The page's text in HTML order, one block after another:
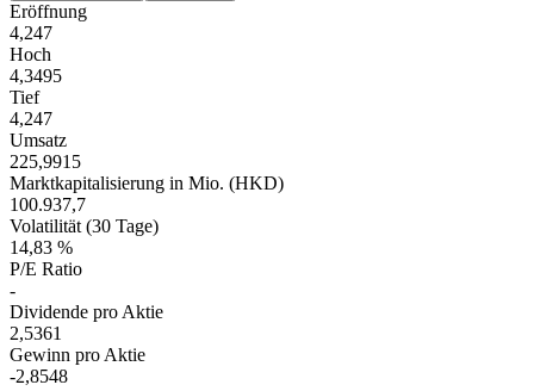
Eröffnung
4,247
Hoch
4,3495
Tief
4,247
Umsatz
225,9915
Marktkapitalisierung in Mio. (HKD)
100.937,7
Volatilität (30 Tage)
14,83 %
P/E Ratio
-
Dividende pro Aktie
2,5361
Gewinn pro Aktie
-2,8548